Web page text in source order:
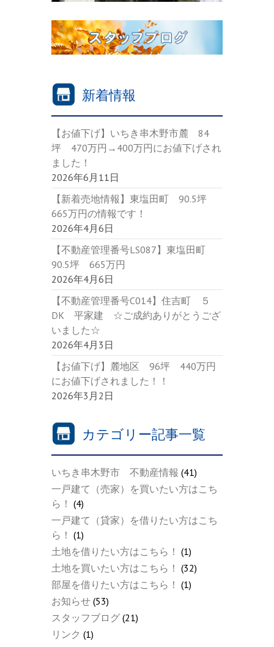
新着情報
【お値下げ】いちき串木野市麓 84
坪 470万円→400万円にお値下げされ
ました！
2026年6月11日
【新着売地情報】東塩田町 90.5坪
665万円の情報です！
2026年4月6日
【不動産管理番号LS087】東塩田町
90.5坪 665万円
2026年4月6日
【不動産管理番号C014】住吉町 ５
DK 平家建 ☆ご成約ありがとうござ
いました☆
2026年4月3日
【お値下げ】麓地区 96坪 440万円
にお値下げされました！！
2026年3月2日
カテゴリー記事一覧
いちき串木野市 不動産情報 (41)
一戸建て（売家）を買いたい方はこち
ら！ (4)
一戸建て（貸家）を借りたい方はこち
ら！ (1)
土地を借りたい方はこちら！ (1)
土地を買いたい方はこちら！ (32)
部屋を借りたい方はこちら！ (1)
お知らせ (53)
スタッフブログ (21)
リンク (1)